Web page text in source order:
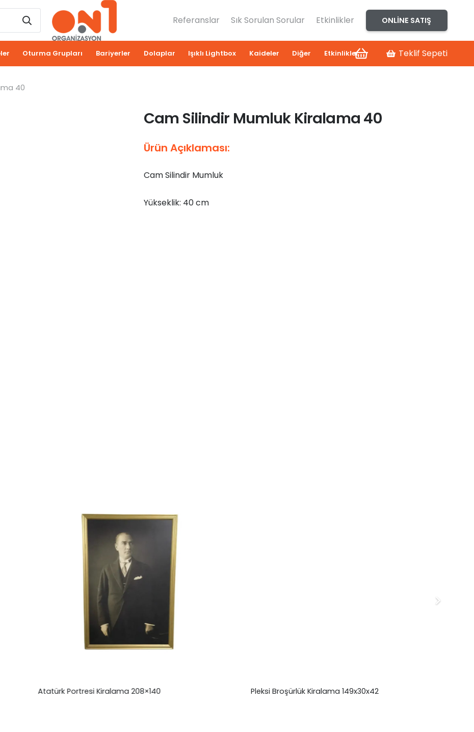
Referanslar Sık Sorulan Sorular Etkinlikler ONLINE SATIŞ
Oturma Grupları Bariyerler Dolaplar Işıklı Lightbox Kaideler Diğer Etkinlikler Teklif Sepeti
40
Cam Silindir Mumluk Kiralama 40
Ürün Açıklaması:
Cam Silindir Mumluk
Yükseklik: 40 cm
Atatürk Portresi Kiralama 208×140 Pleksi Broşürlük Kiralama 149x30x42